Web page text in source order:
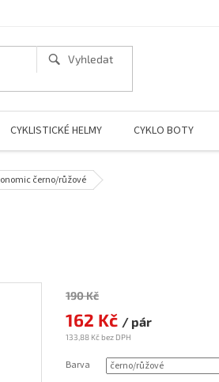
CYKLISTICKÉ HELMY CYKLO BOTY
černo/růžové
190 Kč
162 Kč / pár
133,88 Kč bez DPH
Měrná
cena:
Barva